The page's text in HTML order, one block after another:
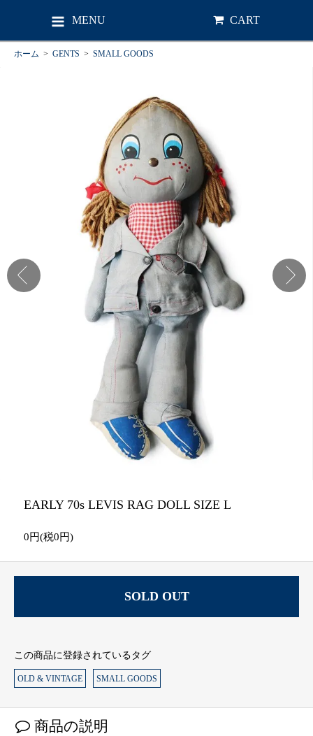
MENU CART
ホーム > GENTS > SMALL GOODS
EARLY 70s LEVIS RAG DOLL SIZE L
0円(税0円)
SOLD OUT
この商品に登録されているタグ
OLD & VINTAGE SMALL GOODS
商品の説明